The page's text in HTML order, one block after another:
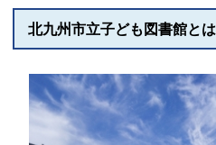
北九州市立子ども図書館とは